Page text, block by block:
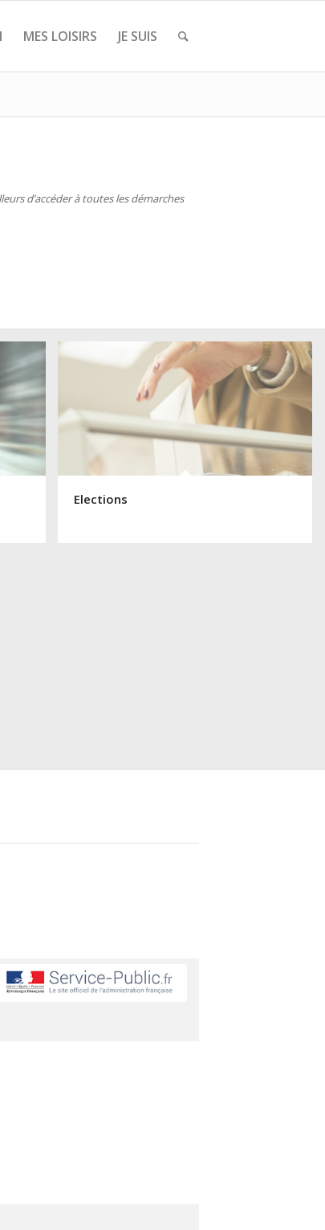
MES LOISIRS JE SUIS
d’accéder à toutes les démarches
Elections